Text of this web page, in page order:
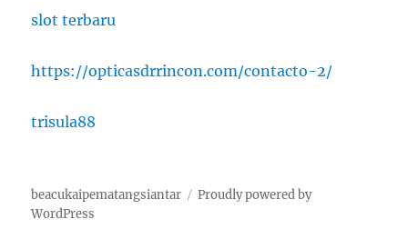
slot terbaru
https://opticasdrrincon.com/contacto-2/
trisula88
beacukaipematangsiantar
Proudly powered by
WordPress